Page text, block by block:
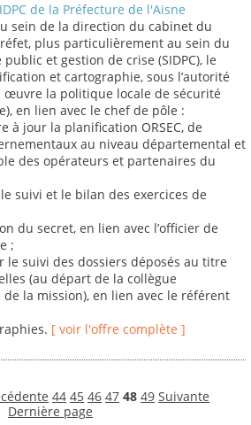
de la Préfecture de l'Aisne
sein de la direction du cabinet du
plus particulièrement au sein du
et gestion de crise (SIDPC), le
et cartographie, sous l’autorité
œuvre la politique locale de sécurité
en lien avec le chef de pôle :
à jour la planification ORSEC, de
au niveau départemental et
des opérateurs et partenaires du
le suivi et le bilan des exercices de
du secret, en lien avec l’officier de
;
le suivi des dossiers déposés au titre
(au départ de la collègue
la mission), en lien avec le référent
[ voir l'offre complète ]
44 45 46 47 48 49 Suivante
Dernière page